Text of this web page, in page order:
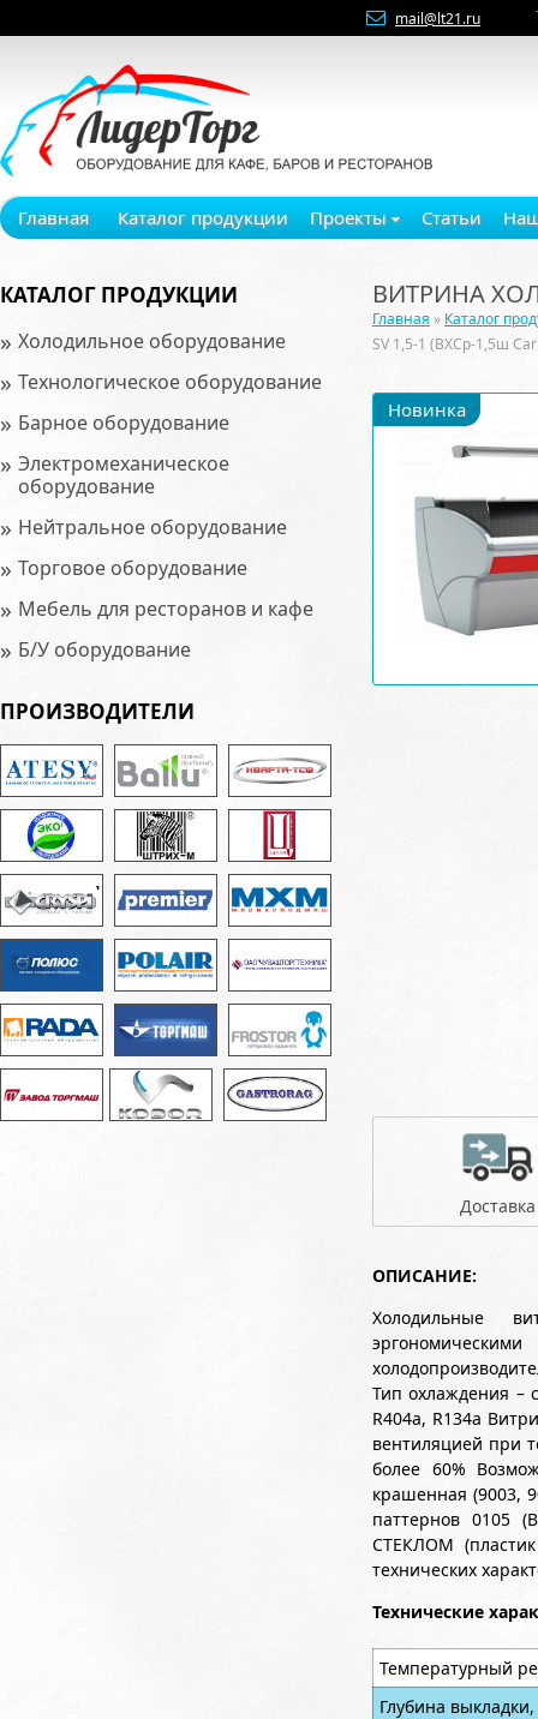
mail@lt21.ru
Главная Каталог продукции Проекты Статьи
КАТАЛОГ ПРОДУКЦИИ
» Холодильное оборудование
» Технологическое оборудование
» Барное оборудование
» Электромеханическое
оборудование
» Нейтральное оборудование
» Торговое оборудование
» Мебель для ресторанов и кафе
» Б/У оборудование
ПРОИЗВОДИТЕЛИ
ВИТРИНА
Главная » Каталог
SV 1,5-1 (ВХСр-1,5ш
Новинка
Доставка
ОПИСАНИЕ:
Холодильные
Тип охлаждения –
R404a, R134a
вентиляцией при
более 60%
крашенная (9003,
паттернов 0105
СТЕКЛОМ
технических
Технические
Температурный
Глубина